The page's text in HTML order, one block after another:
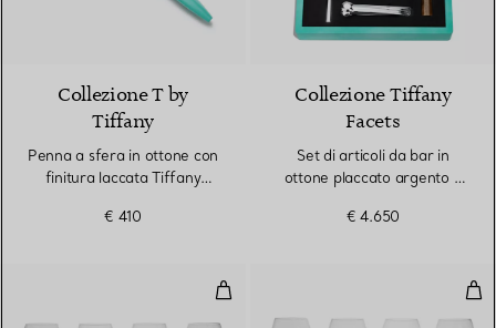
4 Colori
Collezione T by
Tiffany
Penna a sfera in ottone con
finitura laccata Tiffany
€ 410
Collezione Tiffany
Facets
Set di articoli da bar in
ottone placcato argento e
€ 4.650
Calice da vino Syrah in cristallo,